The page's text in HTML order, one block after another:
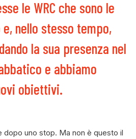
le WRC che sono le
nello stesso tempo,
la sua presenza nel
e abbiamo
obiettivi.
uno stop. Ma non è questo il